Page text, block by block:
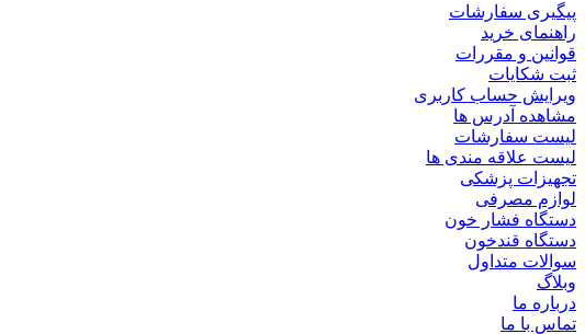
پیگیری سفارشات
راهنمای خرید
قوانین و مقررات
ثبت شکایات
ویرایش حساب کاربری
مشاهده آدرس ها
لیست سفارشات
لیست علاقه مندی ها
تجهیزات پزشکی
لوازم مصرفی
دستگاه فشار خون
دستگاه قندخون
سوالات متداول
وبلاگ
درباره ما
تماس با ما